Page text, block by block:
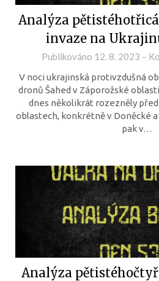
Analýza
invaze na
Publikováno 12. 8. 2023 –
V noci ukrajinská protivzdušná
dronů Šahed v Záporožské
dnes několikrát rozezněly
oblastech, konkrétně v Doněcké
pak v…
Analýza